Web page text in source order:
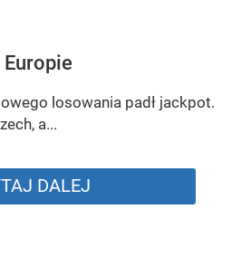
losowania padł jackpot.
a...
DALEJ